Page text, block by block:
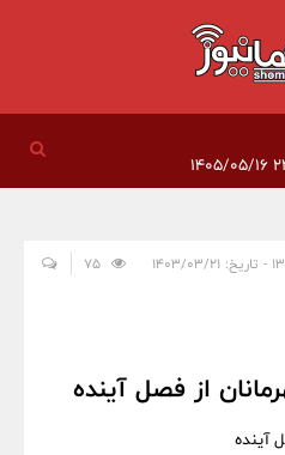
از فصل آینده
آینده